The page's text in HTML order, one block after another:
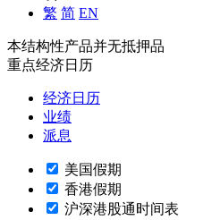
繁 简 EN
本结构性产品并无抵押品
重点经济日历
经济日历
业绩
派息
美国假期
香港假期
沪深港股通时间表